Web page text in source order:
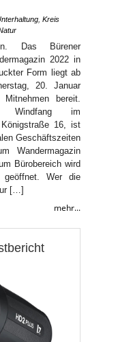
Kreis
Das Bürener
2022 in
Form liegt ab
20. Januar
Mitnehmen bereit.
Windfang im
16, ist
Geschäftszeiten
Wandermagazin
Bürobereich wird
geöffnet. Wer die
[…]
mehr...